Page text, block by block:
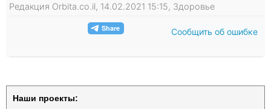
Редакция Orbita.co.il, 14.02.2021 15:15, Здоровье
Сообщить об ошибке
Наши проекты: